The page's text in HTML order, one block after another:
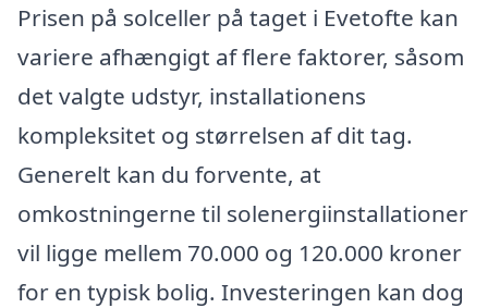
Prisen på solceller på taget i Evetofte kan
variere afhængigt af flere faktorer, såsom
det valgte udstyr, installationens
kompleksitet og størrelsen af dit tag.
Generelt kan du forvente, at
omkostningerne til solenergiinstallationer
vil ligge mellem 70.000 og 120.000 kroner
for en typisk bolig. Investeringen kan dog